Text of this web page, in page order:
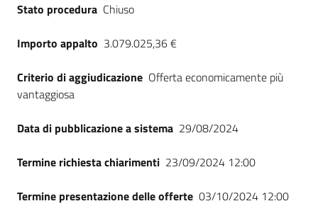
Stato procedura Chiuso
Importo appalto 3.079.025,36 €
Criterio di aggiudicazione Offerta economicamente più
vantaggiosa
Data di pubblicazione a sistema 29/08/2024
Termine richiesta chiarimenti 23/09/2024 12:00
Termine presentazione delle offerte 03/10/2024 12:00